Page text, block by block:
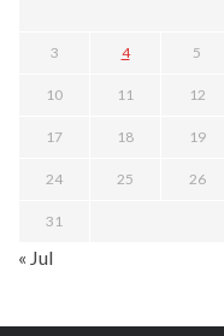
3 4 5
10 11 12
17 18 19
24 25 26
31
« Jul